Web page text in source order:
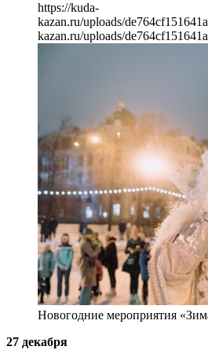
https://kuda-
kazan.ru/uploads/
kazan.ru/uploads/
Новогодние мероприятия
27 декабря